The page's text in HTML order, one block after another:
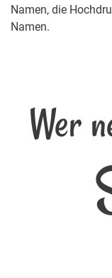
Namen, die
Namen.
Wer